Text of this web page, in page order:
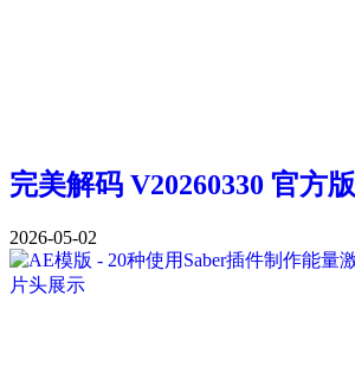
完美解码 V20260330 官方版
2026-05-02